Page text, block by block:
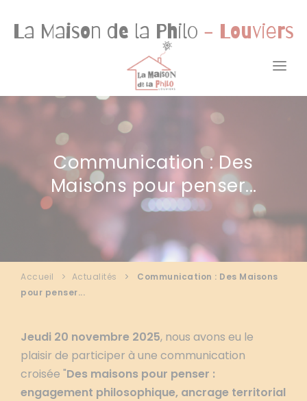
La Maison de la Philo - Louviers
ACCUEIL
A PROPOS
ACTIVITÉS
ACTUALITÉS
1001 MAISONS DE LA PHILO
Communication : Des
Maisons pour penser...
Accueil Actualités
Communication : Des Maisons
pour penser...
Jeudi 20 novembre 2025, nous avons eu le
plaisir de participer à une communication
croisée "Des maisons pour penser :
engagement philosophique, ancrage territorial